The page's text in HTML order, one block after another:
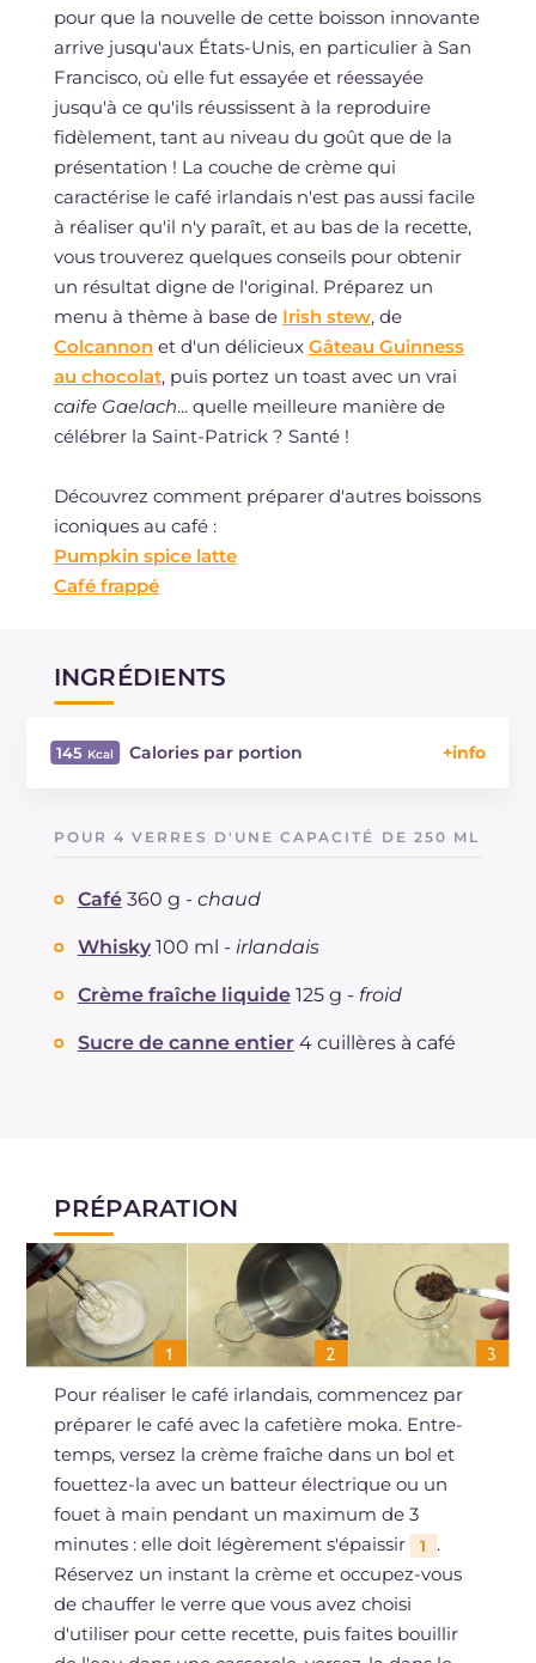
pour que la nouvelle de cette boisson innovante
arrive jusqu'aux États-Unis, en particulier à San
Francisco, où elle fut essayée et réessayée
jusqu'à ce qu'ils réussissent à la reproduire
fidèlement, tant au niveau du goût que de la
présentation ! La couche de crème qui
caractérise le café irlandais n'est pas aussi facile
à réaliser qu'il n'y paraît, et au bas de la recette,
vous trouverez quelques conseils pour obtenir
un résultat digne de l'original. Préparez un
menu à thème à base de Irish stew, de
Colcannonet d'un délicieux Gâteau Guinness
au chocolat, puis portez un toast avec un vrai
caife Gaelach... quelle meilleure manière de
célébrer la Saint-Patrick ? Santé !
Découvrez comment préparer d'autres boissons
iconiques au café :
Pumpkin spice latte
Café frappé
INGRÉDIENTS
145 Calories par portion
Graisses
dont acides gras saturés
Sodium mg
POUR 4 VERRES D'UNE CAPACITÉ DE 250 ML
Café 360 g - chaud
Whisky 100 ml - irlandais
Crème fraîche liquide 125 g - froid
Sucre de canne entier 4 cuillères à café
PRÉPARATION
Pour réaliser le café irlandais, commencez par
préparer le café avec la cafetière moka. Entre-
temps, versez la crème fraîche dans un bol et
fouettez-la avec un batteur électrique ou un
fouet à main pendant un maximum de 3
minutes : elle doit légèrement s'épaissir
1
.
Réservez un instant la crème et occupez-vous
de chauffer le verre que vous avez choisi
d'utiliser pour cette recette, puis faites bouillir